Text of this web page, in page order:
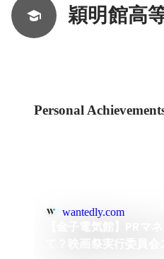
穎明館高
Personal
wantedly.com